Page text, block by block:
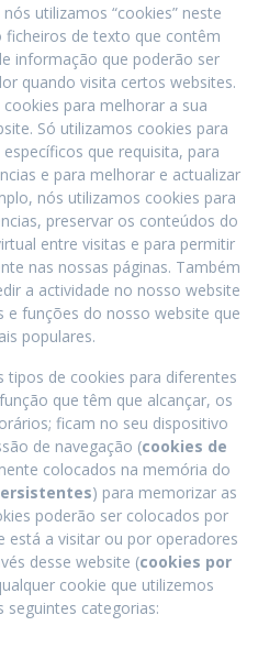
utilizamos “cookies” neste
ficheiros de texto que contêm
informação que poderão ser
quando visita certos websites.
para melhorar a sua
Só utilizamos cookies para
que requisita, para
e para melhorar e actualizar
nós utilizamos cookies para
preservar os conteúdos do
entre visitas e para permitir
nas nossas páginas. Também
a actividade no nosso website
e funções do nosso website que
populares.
tipos de cookies para diferentes
que têm que alcançar, os
ficam no seu dispositivo
de navegação (cookies de
colocados na memória do
) para memorizar as
poderão ser colocados por
está a visitar ou por operadores
desse website (cookies por
cookie que utilizemos
seguintes categorias: